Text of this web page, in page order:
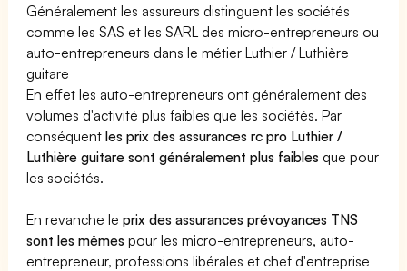
Généralement les assureurs distinguent les sociétés
comme les SAS et les SARL des micro-entrepreneurs ou
auto-entrepreneurs dans le métier Luthier / Luthière
guitare
En effet les auto-entrepreneurs ont généralement des
volumes d'activité plus faibles que les sociétés. Par
conséquentles prix des assurances rc pro Luthier /
Luthière guitare sont généralement plus faibles que pour
les sociétés.
En revanche leprix des assurances prévoyances TNS
sont les mêmes pour les micro-entrepreneurs, auto-
entrepreneur, professions libérales et chef d'entreprise